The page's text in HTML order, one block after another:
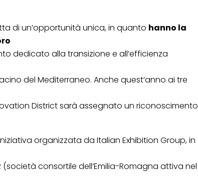
di un’opportunità unica, in quanto hanno la
dedicato alla transizione e all’efficienza
del Mediterraneo. Anche quest’anno ai tre
District sarà assegnato un riconoscimento
organizzata da Italian Exhibition Group, in
(società consortile dell’Emilia-Romagna attiva nel